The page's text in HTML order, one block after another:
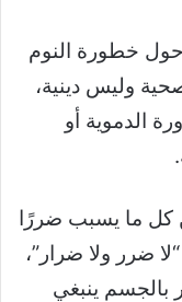
خطورة النوم
وليس دينية،
الدموية أو
كل ما يسبب ضررًا
ضرر ولا ضرار”،
بالجسم ينبغي